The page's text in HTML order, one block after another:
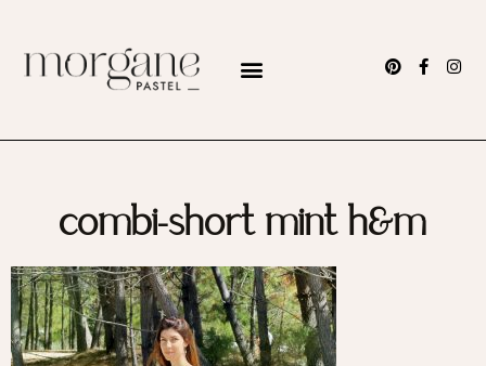
combi-short mint h&m